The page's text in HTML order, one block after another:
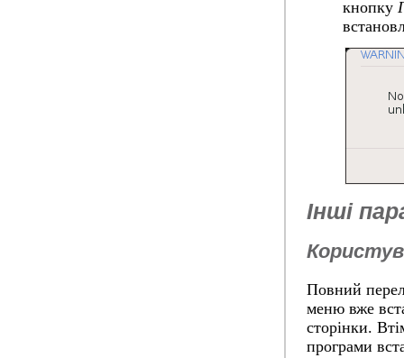
кнопку
Інші
Повний
меню вже
сторінки.
програми